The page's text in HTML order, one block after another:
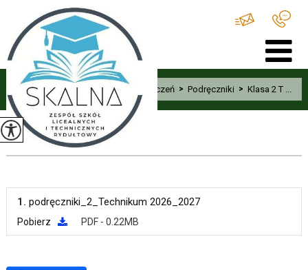
Home Uczeń > Podręczniki > Klasa 2 T ...
Klasa 2 T
1. podręczniki_2_Technikum 2026_2027
Pobierz PDF - 0.22MB